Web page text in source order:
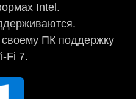
Intel.
ПК поддержку
Fi 7.